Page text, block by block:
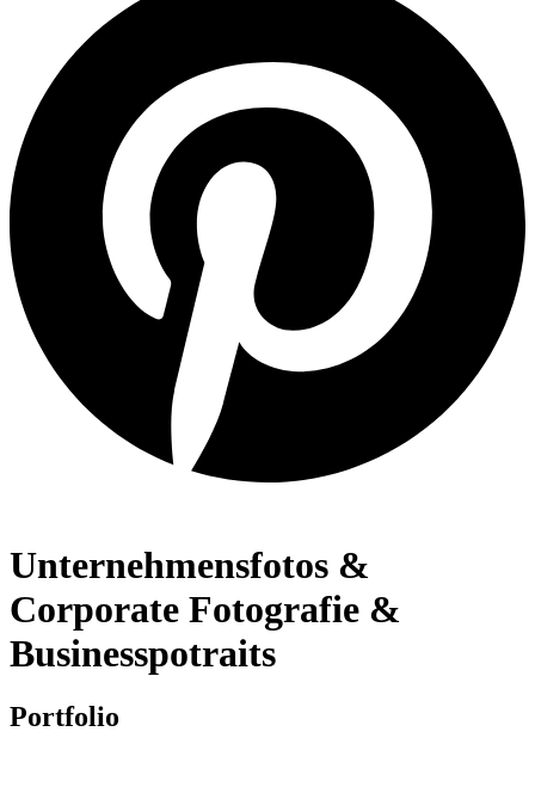
Unternehmens­fotos &
Corporate Fotografie &
Business­potraits
Portfolio